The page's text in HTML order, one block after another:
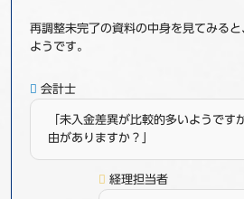
再調整未完了の資料の中身を見てみる
ようです。
会計士
「未入金差異が比較的多いようです
由がありますか？」
経理担当者